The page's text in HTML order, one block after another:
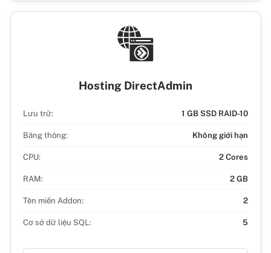
Hosting DirectAdmin
Lưu trữ: 1 GB SSD RAID-10
Băng thông: Không giới hạn
CPU: 2 Cores
RAM: 2 GB
Tên miền Addon: 2
Cơ sở dữ liệu SQL: 5